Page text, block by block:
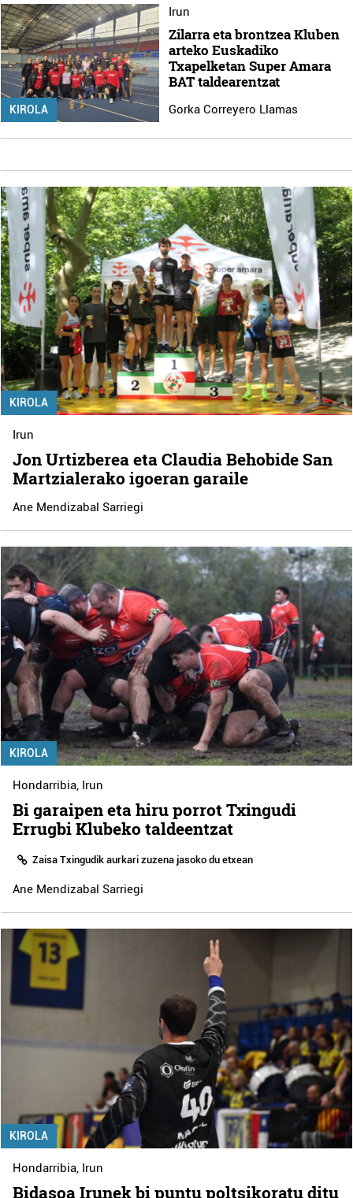
KIROLA
Irun
Zilarra eta brontzea Kluben
arteko Euskadiko
Txapelketan Super Amara
BAT taldearentzat
Gorka Correyero Llamas
KIROLA
Irun
Jon Urtizberea eta Claudia Behobide San
Martzialerako igoeran garaile
Ane Mendizabal Sarriegi
KIROLA
Hondarribia, Irun
Bi garaipen eta hiru porrot Txingudi
Errugbi Klubeko taldeentzat
Zaisa Txingudik aurkari zuzena jasoko du etxean
Ane Mendizabal Sarriegi
KIROLA
Hondarribia, Irun
Bidasoa Irunek bi puntu poltsikoratu ditu